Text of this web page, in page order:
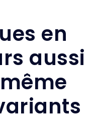
en
aussi